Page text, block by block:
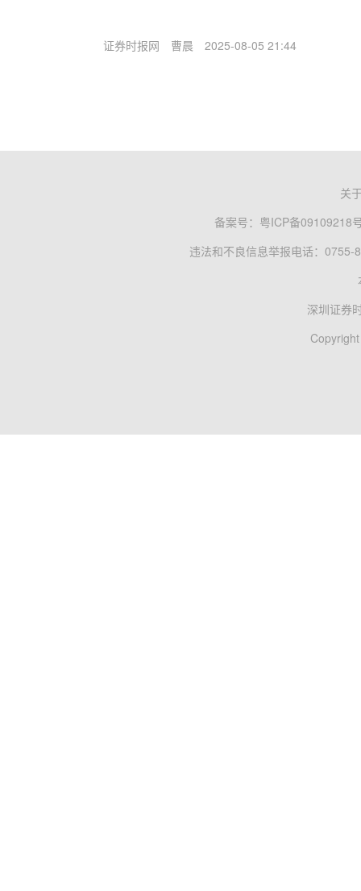
证券时报网 曹晨 2025-08-05 21:44
关
备案号： 粤ICP备09109218
违法和不良信息举报电话：0755-
深圳证券